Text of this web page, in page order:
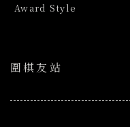
Award Style
圍棋友站